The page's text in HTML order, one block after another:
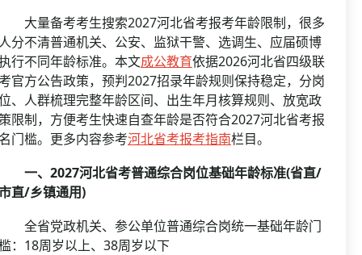
量备考考生搜索2027河北省考报考年龄限制，很多
分不清普通机关、公安、监狱干警、选调生、应届硕博
行不同年龄标准。本文成公教育依据2026河北省四级联
官方公告政策，预判2027招录年龄规则保持稳定，分岗
、人群梳理完整年龄区间、出生年月核算规则、放宽政
限制，方便考生快速自查年龄是否符合2027河北省考报
门槛。更多内容参考河北省考报考指南栏目。
、2027河北省考普通综合岗位基础年龄标准(省直/
直/乡镇通用)
省党政机关、参公单位普通综合岗统一基础年龄门
：18周岁以上、38周岁以下